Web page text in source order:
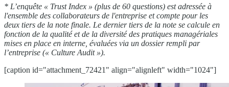
* L’enquête « Trust Index » (plus de 60 questions) est adressée à
l'ensemble des collaborateurs de l'entreprise et compte pour les
deux tiers de la note finale. Le dernier tiers de la note se calcule en
fonction de la qualité et de la diversité des pratiques managériales
mises en place en interne, évaluées via un dossier rempli par
l’entreprise (« Culture Audit »).
[caption id="attachment_72421" align="alignleft" width="1024"]